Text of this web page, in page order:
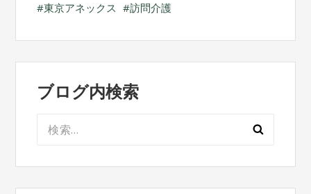
東京アネックス
訪問介護
ブログ内検索